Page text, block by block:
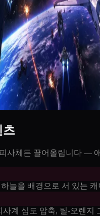
츠
사체든 끌어올립니다 —
늘을 배경으로 서 있는
사계 심도 압축, 틸-오렌